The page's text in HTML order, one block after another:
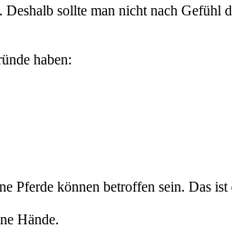
sollte man nicht nach Gefühl
haben:
Pferde können betroffen sein. Das
Hände.